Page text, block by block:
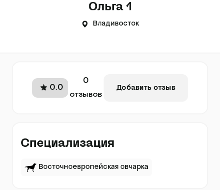
Ольга 1
Владивосток
0.0
0
отзывов
Добавить отзыв
Специализация
Восточноевропейская овчарка